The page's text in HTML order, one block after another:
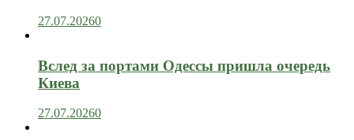
27.07.20260
Вслед за портами Одессы пришла очередь
Киева
27.07.20260